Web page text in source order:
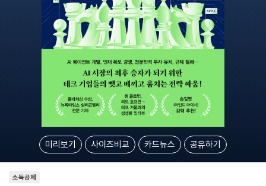
미리보기 사이즈비교 카드뉴스 공유하기
소득공제